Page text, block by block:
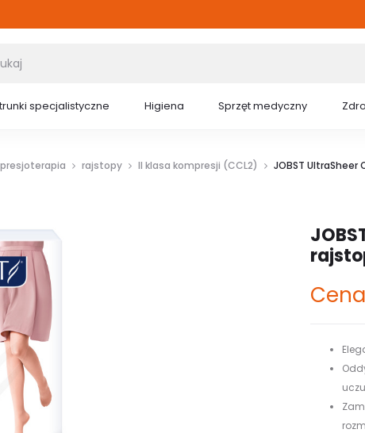
specjalistyczne Higiena Sprzęt medyczny
rajstopy II klasa kompresji (CCL2) JOBST